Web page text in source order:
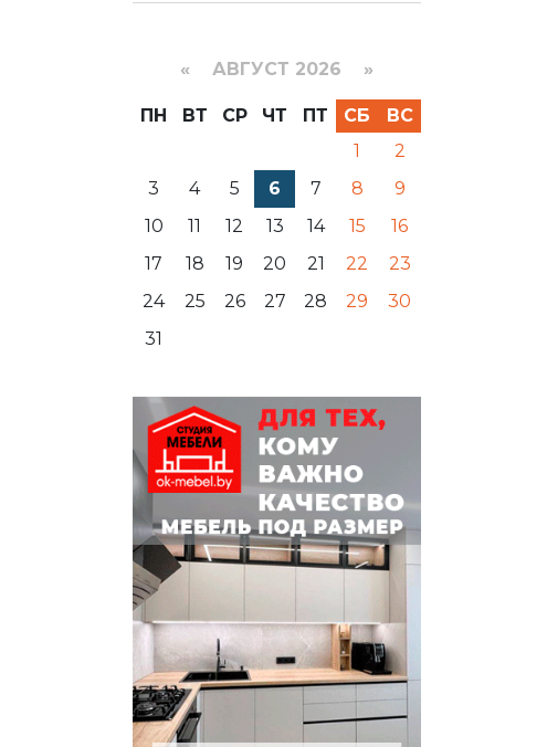
« АВГУСТ 2026 »
ПН ВТ СР ЧТ ПТ СБ
ВС
1
2
3
4 5 6 7 8
9
10
11 12 13 14 15
16
17
18 19 20 21 22
23
24
25 26 27 28 29
30
31